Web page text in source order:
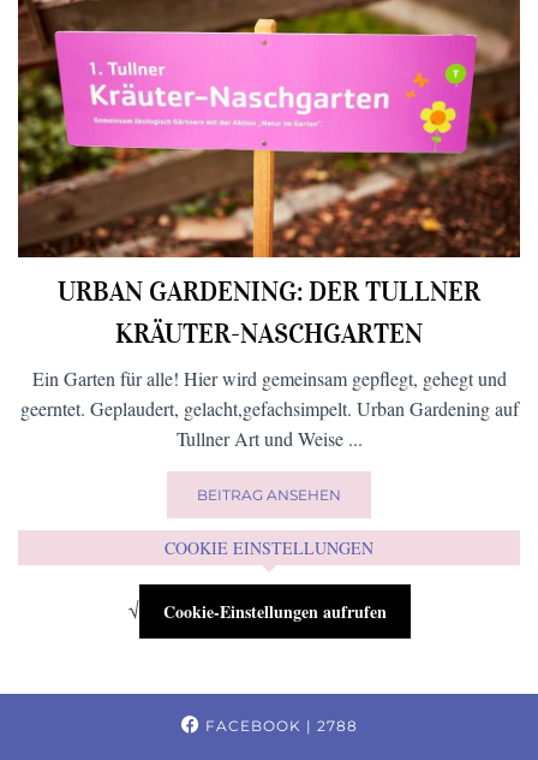
URBAN GARDENING: DER TULLNER
KRÄUTER-NASCHGARTEN
Ein Garten für alle! Hier wird gemeinsam gepflegt, gehegt und
geerntet. Geplaudert, gelacht,gefachsimpelt. Urban Gardening auf
Tullner Art und Weise ...
BEITRAG ANSEHEN
COOKIE EINSTELLUNGEN
√ Cookie-Einstellungen aufrufen
FACEBOOK | 2788